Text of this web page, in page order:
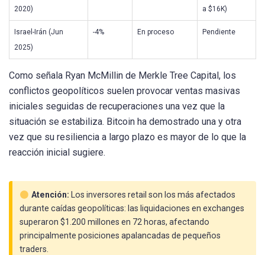
2020)
a $16K)
Israel-Irán (Jun
2025)
-4% En proceso Pendiente
Como señala Ryan McMillin de Merkle Tree Capital, los
conflictos geopolíticos suelen provocar ventas masivas
iniciales seguidas de recuperaciones una vez que la
situación se estabiliza. Bitcoin ha demostrado una y otra
vez que su resiliencia a largo plazo es mayor de lo que la
reacción inicial sugiere.
Atención: Los inversores retail son los más afectados
durante caídas geopolíticas: las liquidaciones en exchanges
superaron $1.200 millones en 72 horas, afectando
principalmente posiciones apalancadas de pequeños
traders.